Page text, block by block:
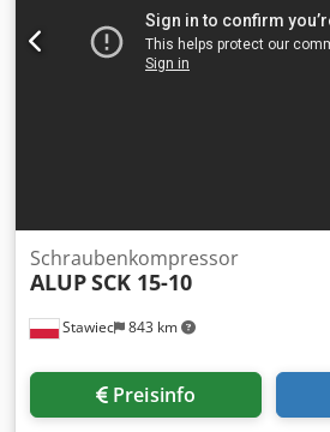
Stawiec 843 km
Schraubenkompressor
ALUPSCK 15-10
Preisinfo